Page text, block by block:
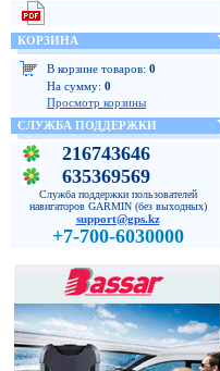
КОРЗИНА
В корзине товаров: 0
На сумму: 0
Просмотр корзины
СЛУЖБА ПОДДЕРЖКИ
216743646
635369569
Служба поддержки пользователей
навигаторов GARMIN (без выходных)
support@gps.kz
+7-700-6030000